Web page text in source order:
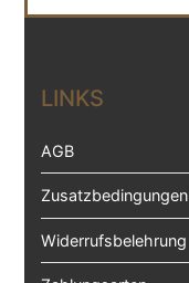
LINKS
AGB
Zusatzbedingungen
Widerrufsbelehrung